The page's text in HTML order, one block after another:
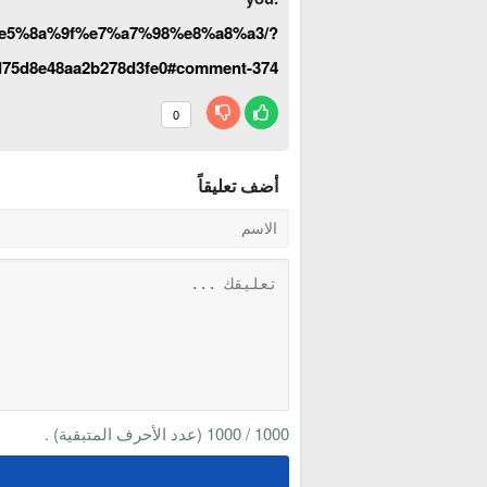
?
374
0
أضف تعليقاً
1000
/
1000 (عدد الأحرف المتبقية) .